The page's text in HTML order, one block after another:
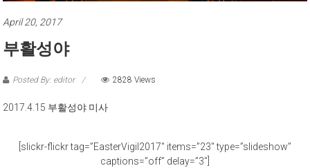
April 20, 2017
부활성야
Posted By: editor 2828 Views
2017.4.15 부활성야 미사
[slickr-flickr tag=”EasterVigil2017″ items=”23″ type=”slideshow”
captions=”off” delay=”3″]